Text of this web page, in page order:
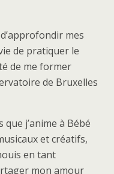
mes
de pratiquer le
de me former
de Bruxelles
j’anime à Bébé
et créatifs,
en tant
mon amour